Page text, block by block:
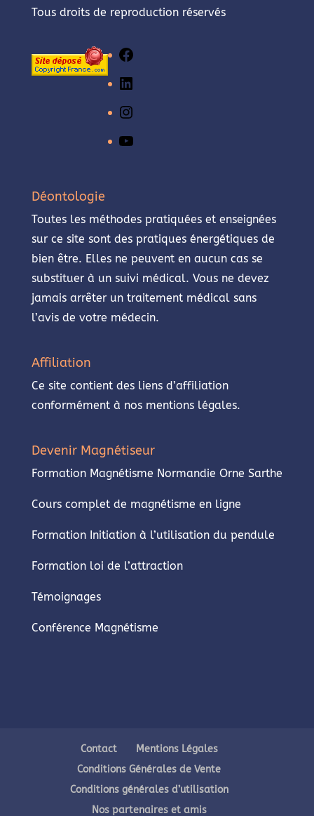
Tous droits de reproduction réservés
Déontologie
Toutes les méthodes pratiquées et enseignées
sur ce site sont des pratiques énergétiques de
bien être. Elles ne peuvent en aucun cas se
substituer à un suivi médical. Vous ne devez
jamais arrêter un traitement médical sans
l’avis de votre médecin.
Affiliation
Ce site contient des liens d’affiliation
conformément à nos mentions légales.
Devenir Magnétiseur
Formation Magnétisme Normandie Orne Sarthe
Cours complet de magnétisme en ligne
Formation Initiation à l’utilisation du pendule
Formation loi de l’attraction
Témoignages
Conférence Magnétisme
Contact
Mentions Légales
Conditions Générales de Vente
Conditions générales d’utilisation
Nos partenaires et amis